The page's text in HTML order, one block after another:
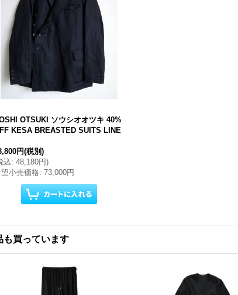
OTSUKI ソウシオオツキ 40%
KESA BREASTED SUITS LINE
円(税別)
込: 48,180円)
小売価格: 73,000円
も買っています